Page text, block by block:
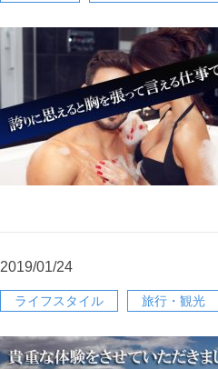
2019/01/24
ライフスタイル 旅行・観光